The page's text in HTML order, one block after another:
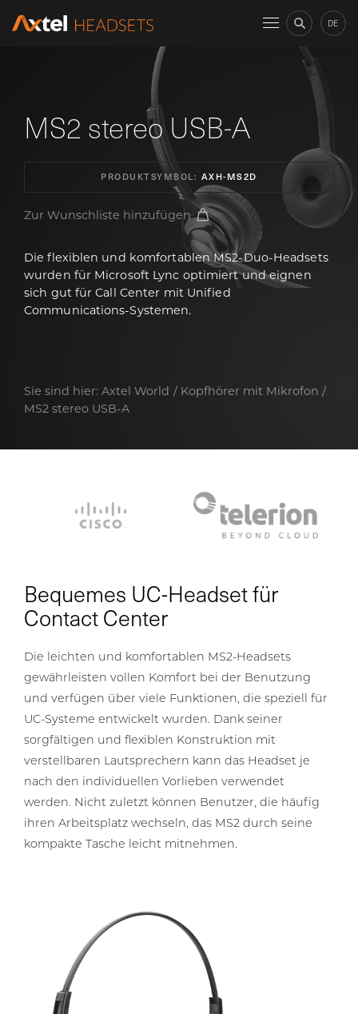
DE
MS2 stereo USB-A
PRODUKTSYMBOL: AXH-MS2D
Zur Wunschliste hinzufügen
Die flexiblen und komfortablen MS2-Duo-Headsets
wurden für Microsoft Lync optimiert und eignen
sich gut für Call Center mit Unified
Communications-Systemen.
Sie sind hier: Axtel World
Kopfhörer mit Mikrofon
MS2 stereo USB-A
Bequemes UC-Headset für
Contact Center
Die leichten und komfortablen MS2-Headsets
gewährleisten vollen Komfort bei der Benutzung
und verfügen über viele Funktionen, die speziell für
UC-Systeme entwickelt wurden. Dank seiner
sorgfältigen und flexiblen Konstruktion mit
verstellbaren Lautsprechern kann das Headset je
nach den individuellen Vorlieben verwendet
werden. Nicht zuletzt können Benutzer, die häufig
ihren Arbeitsplatz wechseln, das MS2 durch seine
kompakte Tasche leicht mitnehmen.